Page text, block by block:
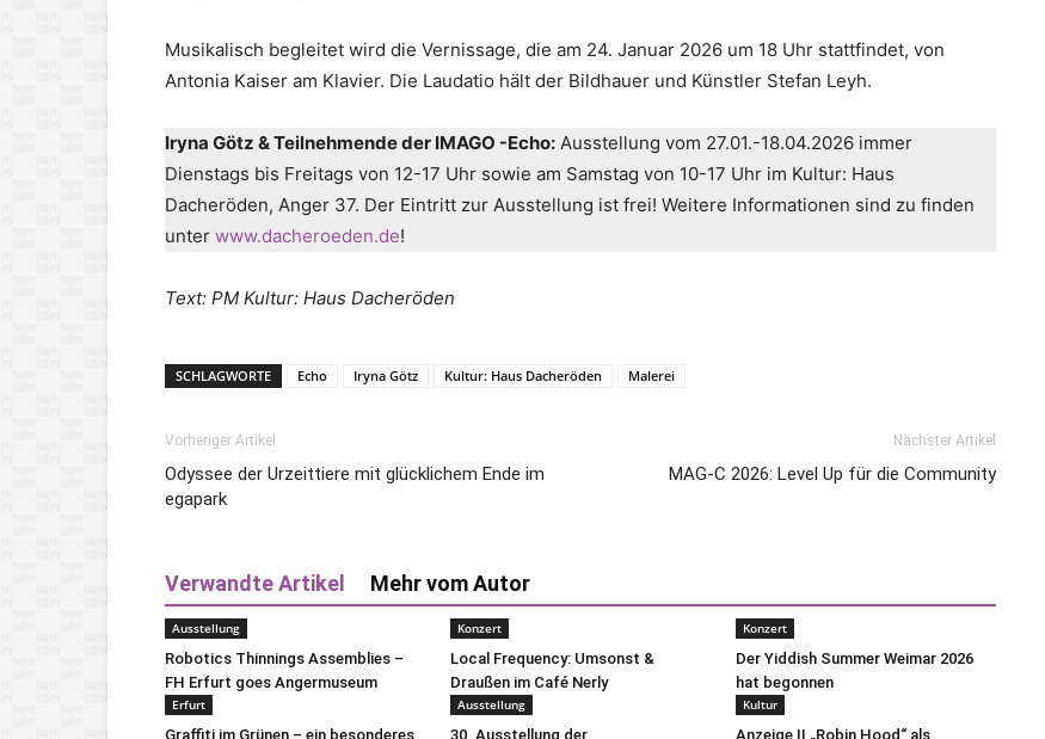
Musikalisch begleitet wird die Vernissage, die am 24. Januar 2026 um 18 Uhr stattfindet, von
Antonia Kaiser am Klavier. Die Laudatio hält der Bildhauer und Künstler Stefan Leyh.
Iryna Götz & Teilnehmende der IMAGO -Echo: Ausstellung vom 27.01.-18.04.2026 immer
Dienstags bis Freitags von 12-17 Uhr sowie am Samstag von 10-17 Uhr im Kultur: Haus
Dacheröden, Anger 37. Der Eintritt zur Ausstellung ist frei! Weitere Informationen sind zu finden
unter www.dacheroeden.de!
Text: PM Kultur: Haus Dacheröden
SCHLAGWORTE Echo Iryna Götz Kultur: Haus Dacheröden Malerei
Vorheriger Artikel
Odyssee der Urzeittiere mit glücklichem Ende im
egapark
Nächster Artikel
MAG-C 2026: Level Up für die Community
Verwandte Artikel Mehr vom Autor
Ausstellung
Robotics Thinnings Assemblies –
FH Erfurt goes Angermuseum
Konzert
Local Frequency: Umsonst &
Draußen im Café Nerly
Konzert
Der Yiddish Summer Weimar 2026
hat begonnen
Erfurt
Graffiti im Grünen – ein besonderes
Ausstellung
30. Ausstellung der
Kultur
Anzeige || „Robin Hood“ als